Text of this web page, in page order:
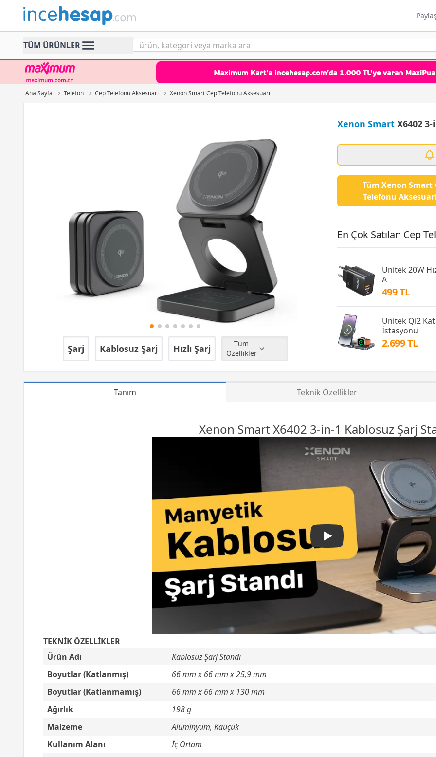
Incehesap
TÜM ÜRÜNLER
Ana Sayfa Telefon Cep Telefonu Aksesuarı Xenon Smart Cep Telefonu Aksesuarı
Xenon SmartX6402 3-
Şarj Kablosuz Şarj Hızlı Şarj
Tüm
Özellikler
Tüm Xenon Smart
Telefonu
En Çok Satılan Cep
Unitek 20W
A
499 TL
Unitek Qi2
İstasyonu
2.699 TL
Tanım Teknik Özellikler
Xenon Smart X6402 3-in-1 Kablosuz Şarj
Xenon Smart X6402
TEKNİK ÖZELLİKLER
Ürün Adı
Kablosuz Şarj Standı
Boyutlar (Katlanmış)
66 mm x 66 mm x 25,9 mm
Boyutlar (Katlanmamış)
66 mm x 66 mm x 130 mm
Ağırlık
198 g
Malzeme
Alüminyum, Kauçuk
Kullanım Alanı
İç Ortam